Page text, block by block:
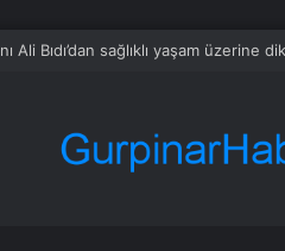
en uzun aktarmasız uçuşunda